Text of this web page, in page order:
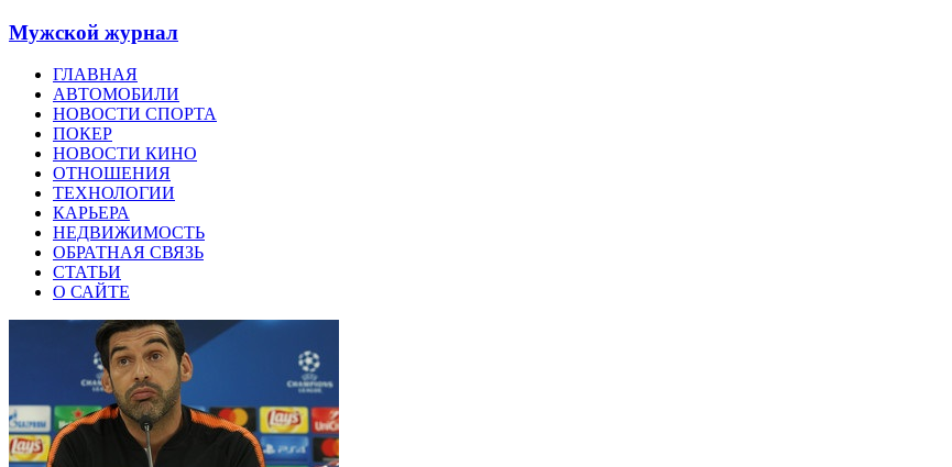
Мужской журнал
ГЛАВНАЯ
АВТОМОБИЛИ
НОВОСТИ СПОРТА
ПОКЕР
НОВОСТИ КИНО
ОТНОШЕНИЯ
ТЕХНОЛОГИИ
КАРЬЕРА
НЕДВИЖИМОСТЬ
ОБРАТНАЯ СВЯЗЬ
СТАТЬИ
О САЙТЕ